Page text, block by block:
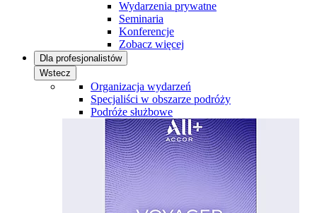
Wydarzenia prywatne
Seminaria
Konferencje
Zobacz więcej
Dla profesjonalistów
Wstecz
Organizacja wydarzeń
Specjaliści w obszarze podróży
Podróże służbowe